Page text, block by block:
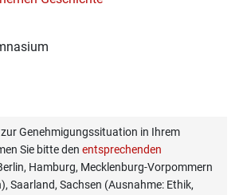
Genehmigungssituation in Ihrem
Sie bitte den entsprechenden
Hamburg, Mecklenburg-Vorpommern
Saarland, Sachsen (Ausnahme: Ethik,